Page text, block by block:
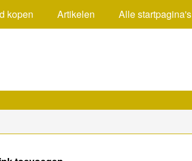
kopen Artikelen Alle startpagina's